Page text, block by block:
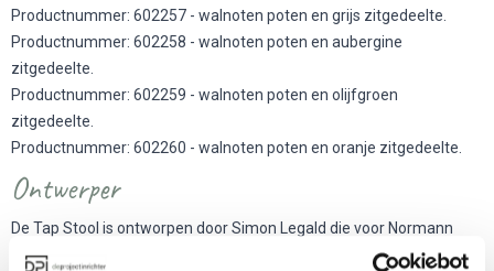
Productnummer: 602257 - walnoten poten en grijs zitgedeelte.
Productnummer: 602258 - walnoten poten en aubergine
zitgedeelte.
Productnummer: 602259 - walnoten poten en olijfgroen
zitgedeelte.
Productnummer: 602260 - walnoten poten en oranje zitgedeelte.
Ontwerper
De Tap Stool is ontworpen door Simon Legald die voor Normann
Copenhagen ook andere kantoormeubilair heeft ontworpen. In 2012